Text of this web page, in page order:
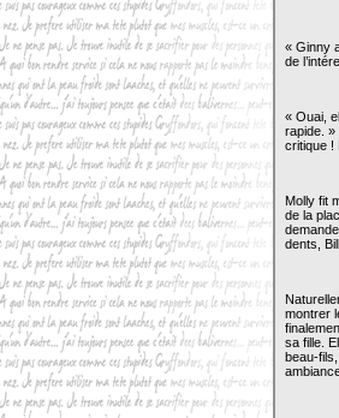
« Ginny
de
« Ouai,
rapide. »
critique !
Molly fit
de la
dents,
montrer
sa fille.
beau-